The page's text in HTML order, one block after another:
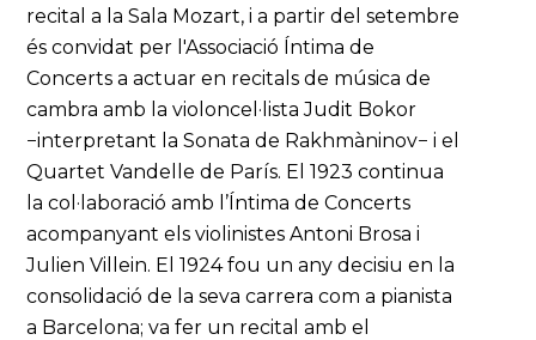
recital a la Sala Mozart, i a partir del setembre
és convidat per l'Associació Íntima de
Concerts a actuar en recitals de música de
cambra amb la violoncel·lista Judit Bokor
−interpretant la Sonata de Rakhmàninov− i el
Quartet Vandelle de París. El 1923 continua
la col·laboració amb l’Íntima de Concerts
acompanyant els violinistes Antoni Brosa i
Julien Villein. El 1924 fou un any decisiu en la
consolidació de la seva carrera com a pianista
a Barcelona; va fer un recital amb el